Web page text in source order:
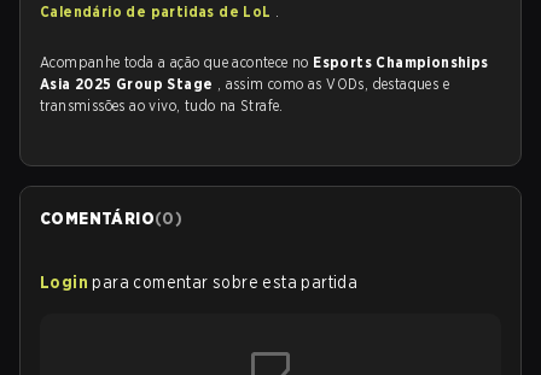
Calendário de partidas de LoL .
Acompanhe toda a ação que acontece no Esports Championships
Asia 2025 Group Stage , assim como as VODs, destaques e
transmissões ao vivo, tudo na Strafe.
COMENTÁRIO(0)
Login para comentar sobre esta partida